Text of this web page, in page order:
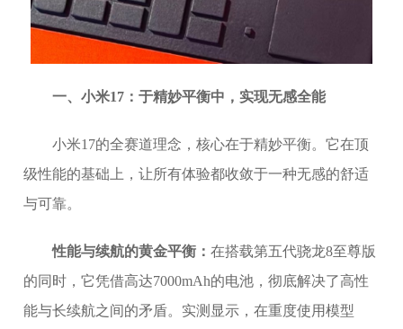
一、小米17：于精妙平衡中，实现无感全能
小米17的全赛道理念，核心在于精妙平衡。它在顶
级性能的基础上，让所有体验都收敛于一种无感的舒适
与可靠。
性能与续航的黄金平衡：在搭载第五代骁龙8至尊版
的同时，它凭借高达7000mAh的电池，彻底解决了高性
能与长续航之间的矛盾。实测显示，在重度使用模型